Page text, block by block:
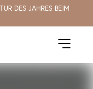
DES JAHRES BEIM